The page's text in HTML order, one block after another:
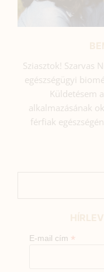
Sziasztok! Szarvas
egészségügyi
Küldetésem
alkalmazásának
férfiak
E-mail cím *